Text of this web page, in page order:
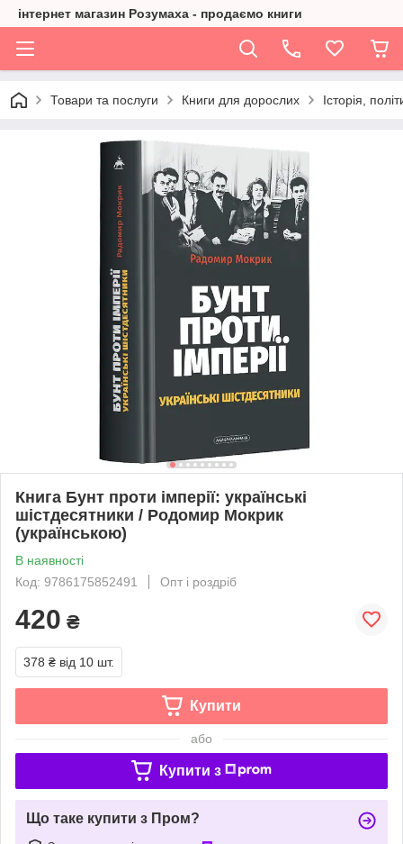
інтернет магазин Розумаха - продаємо книги
Товари та послуги Книги для дорослих Історія,
Книга Бунт проти імперії: українські
шістдесятники / Родомир Мокрик
(українською)
В наявності
Код: 9786175852491
Опт і роздріб
420 ₴
378 ₴ від 10 шт.
Купити
або
Купити з
Що таке купити з Пром?